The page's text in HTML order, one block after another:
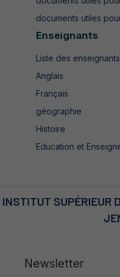
documents utiles
Enseignants
Liste des enseignants
Anglais
Français
géographie
Histoire
Education et
INSTITUT SUPÉRIEUR
Newsletter